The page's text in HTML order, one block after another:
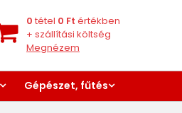
0 tétel 0 Ft értékben
+ szállítási költség
Megnézem
Gépészet, fűtés